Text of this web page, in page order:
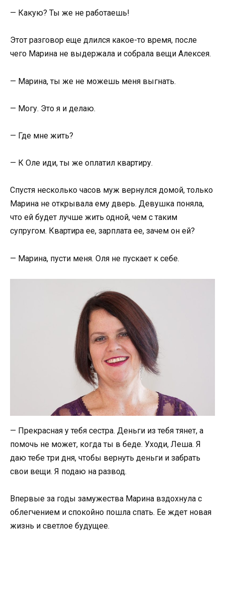
— Какую? Ты же не работаешь!
Этот разговор еще длился какое-то время, после
чего Марина не выдержала и собрала вещи Алексея.
— Марина, ты же не можешь меня выгнать.
— Могу. Это я и делаю.
— Где мне жить?
— К Оле иди, ты же оплатил квартиру.
Спустя несколько часов муж вернулся домой, только
Марина не открывала ему дверь. Девушка поняла,
что ей будет лучше жить одной, чем с таким
супругом. Квартира ее, зарплата ее, зачем он ей?
— Марина, пусти меня. Оля не пускает к себе.
— Прекрасная у тебя сестра. Деньги из тебя тянет, а
помочь не может, когда ты в беде. Уходи, Леша. Я
даю тебе три дня, чтобы вернуть деньги и забрать
свои вещи. Я подаю на развод.
Впервые за годы замужества Марина вздохнула с
облегчением и спокойно пошла спать. Ее ждет новая
жизнь и светлое будущее.